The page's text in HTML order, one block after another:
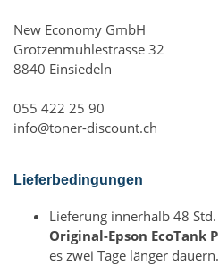
New Economy GmbH
Grotzenmühlestrasse 32
8840 Einsiedeln
055 422 25 90
info@toner-discount.ch
Lieferbedingungen
Lieferung innerhalb 48
Original-Epson EcoTank
es zwei Tage länger